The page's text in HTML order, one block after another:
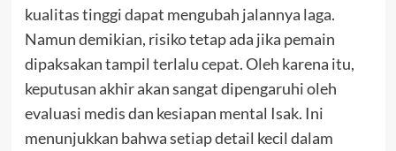
kualitas tinggi dapat mengubah jalannya laga.
Namun demikian, risiko tetap ada jika pemain
dipaksakan tampil terlalu cepat. Oleh karena itu,
keputusan akhir akan sangat dipengaruhi oleh
evaluasi medis dan kesiapan mental Isak. Ini
menunjukkan bahwa setiap detail kecil dalam